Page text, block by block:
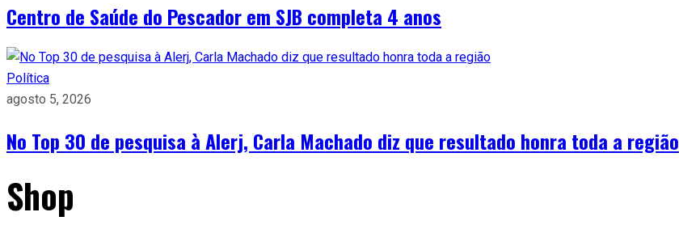
Centro de Saúde do Pescador em SJB completa 4 anos
Política
agosto 5, 2026
No Top 30 de pesquisa à Alerj, Carla Machado diz que resultado honra toda a região
Shop